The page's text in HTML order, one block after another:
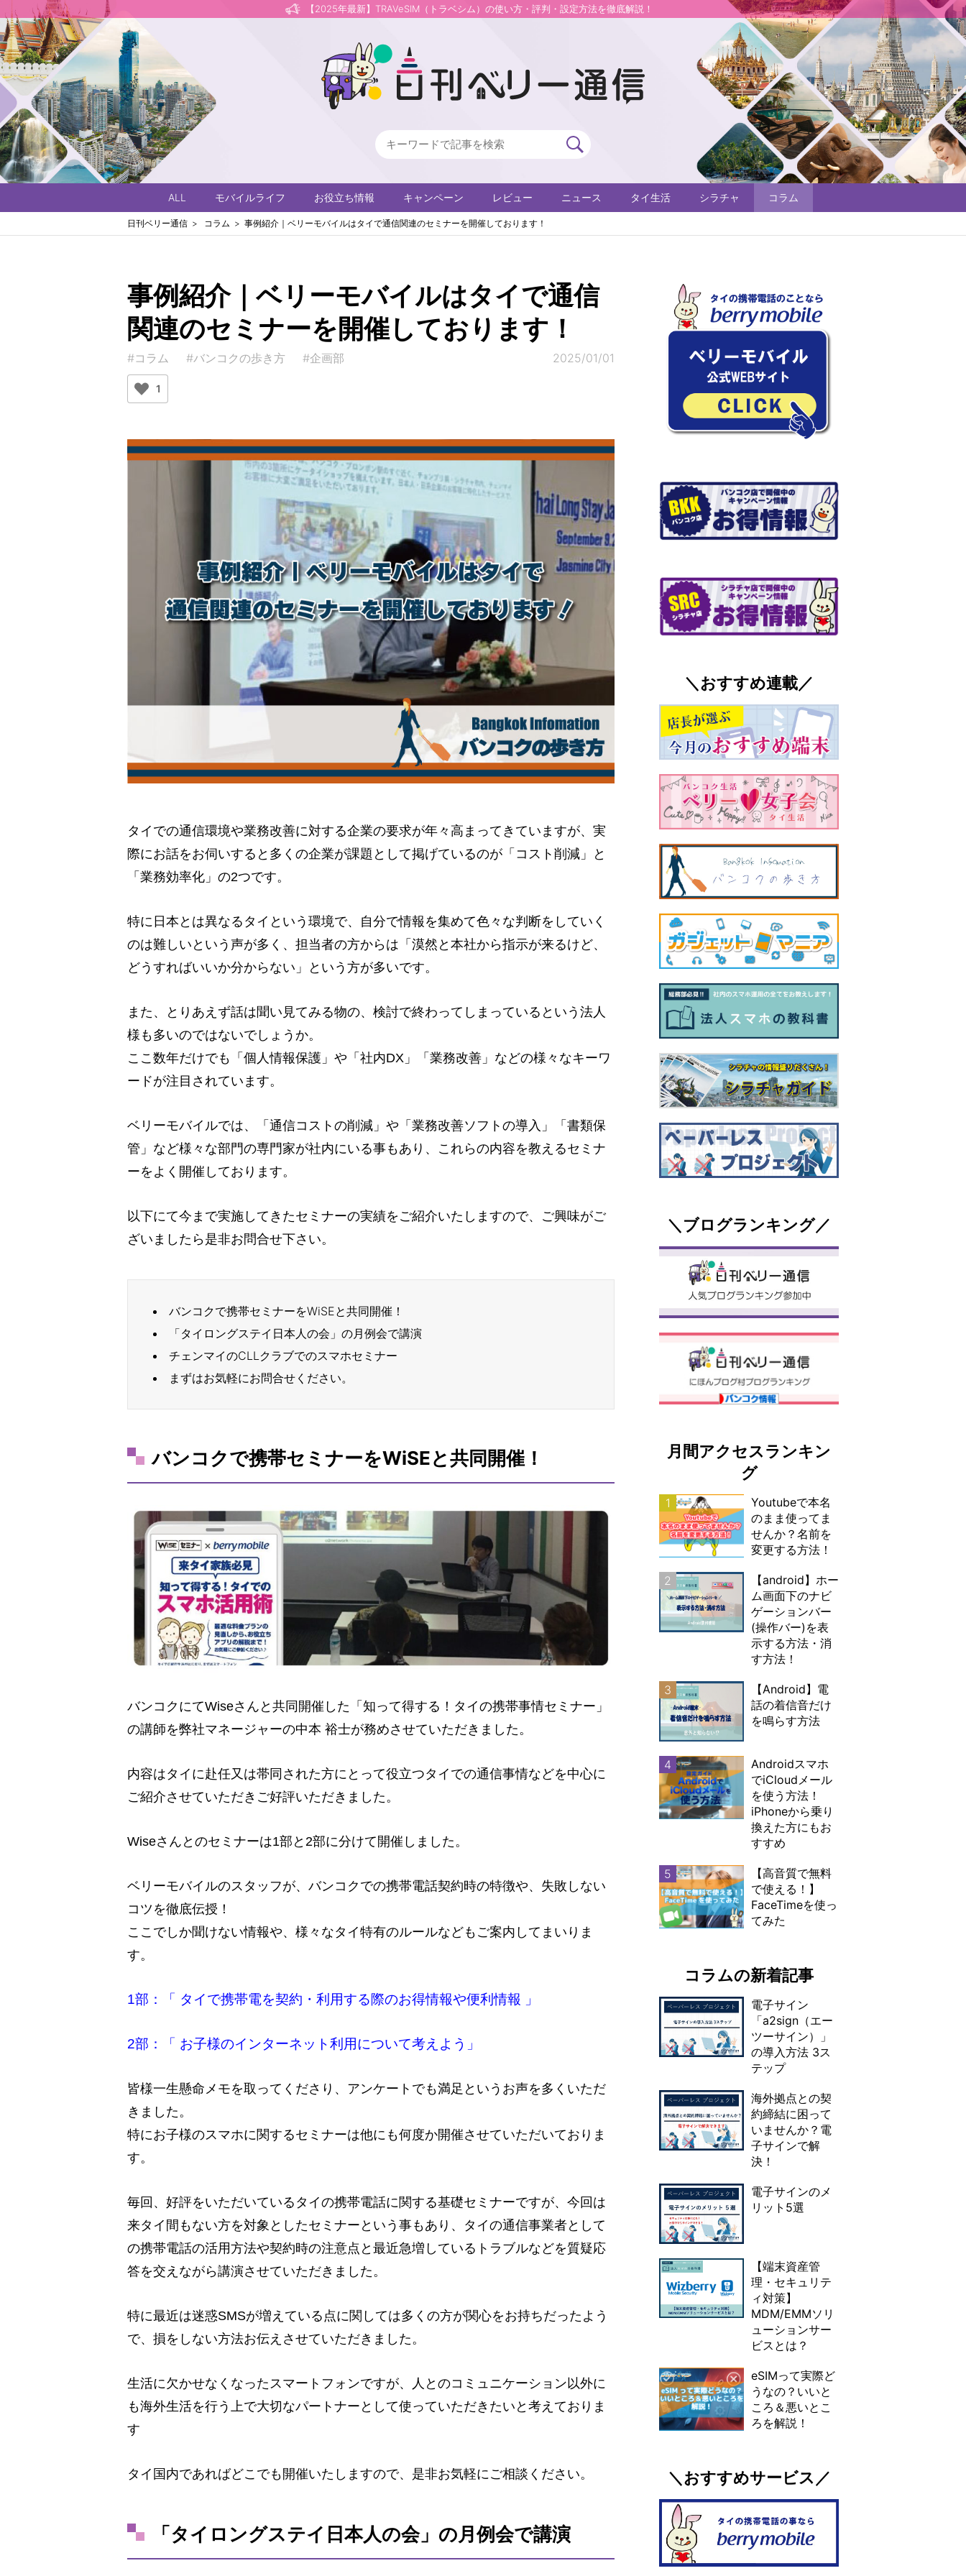
【2025年最新】TRAVeSIM（トラベシム）の使い方・評判・設定方法を徹底解説！
ALL モバイルライフ お役立ち情報 キャンペーン レビュー ニュース タイ生活 シラチャ コラム
日刊ベリー通信 コラム 事例紹介｜ベリーモバイルはタイで通信関連のセミナーを開催しております！
事例紹介｜ベリーモバイルはタイで通信
関連のセミナーを開催しております！
#コラム #バンコクの歩き方 #企画部 2025/01/01
1
タイでの通信環境や業務改善に対する企業の要求が年々高まってきていますが、実
際にお話をお伺いすると多くの企業が課題として掲げているのが「コスト削減」と
「業務効率化」の2つです。
特に日本とは異なるタイという環境で、自分で情報を集めて色々な判断をしていく
のは難しいという声が多く、担当者の方からは「漠然と本社から指示が来るけど、
どうすればいいか分からない」という方が多いです。
また、とりあえず話は聞い見てみる物の、検討で終わってしまっているという法人
様も多いのではないでしょうか。
ここ数年だけでも「個人情報保護」や「社内DX」「業務改善」などの様々なキーワ
ードが注目されています。
ベリーモバイルでは、「通信コストの削減」や「業務改善ソフトの導入」「書類保
管」など様々な部門の専門家が社内にいる事もあり、これらの内容を教えるセミナ
ーをよく開催しております。
以下にて今まで実施してきたセミナーの実績をご紹介いたしますので、ご興味がご
ざいましたら是非お問合せ下さい。
バンコクで携帯セミナーをWiSEと共同開催！
「タイロングステイ日本人の会」の月例会で講演
チェンマイのCLLクラブでのスマホセミナー
まずはお気軽にお問合せください。
バンコクで携帯セミナーをWiSEと共同開催！
バンコクにてWiseさんと共同開催した「知って得する！タイの携帯事情セミナー」
の講師を弊社マネージャーの中本 裕士が務めさせていただきました。
内容はタイに赴任又は帯同された方にとって役立つタイでの通信事情などを中心に
ご紹介させていただきご好評いただきました。
Wiseさんとのセミナーは1部と2部に分けて開催しました。
ベリーモバイルのスタッフが、バンコクでの携帯電話契約時の特徴や、失敗しない
コツを徹底伝授！
ここでしか聞けない情報や、様々なタイ特有のルールなどもご案内してまいりま
す。
1部：「 タイで携帯電を契約・利用する際のお得情報や便利情報 」
2部：「 お子様のインターネット利用について考えよう」
皆様一生懸命メモを取ってくださり、アンケートでも満足というお声を多くいただ
きました。
特にお子様のスマホに関するセミナーは他にも何度か開催させていただいておりま
す。
毎回、好評をいただいているタイの携帯電話に関する基礎セミナーですが、今回は
来タイ間もない方を対象としたセミナーという事もあり、タイの通信事業者として
の携帯電話の活用方法や契約時の注意点と最近急増しているトラブルなどを質疑応
答を交えながら講演させていただきました。
特に最近は迷惑SMSが増えている点に関しては多くの方が関心をお持ちだったよう
で、損をしない方法お伝えさせていただきました。
生活に欠かせなくなったスマートフォンですが、人とのコミュニケーション以外に
も海外生活を行う上で大切なパートナーとして使っていただきたいと考えておりま
す
タイ国内であればどこでも開催いたしますので、是非お気軽にご相談ください。
「タイロングステイ日本人の会」の月例会で講演
＼おすすめ連載／
＼ブログランキング／
月間アクセスランキン
グ
1
Youtubeで本名
のまま使ってま
せんか？名前を
変更する方法！
2
【android】ホー
ム画面下のナビ
ゲーションバー
(操作バー)を表
示する方法・消
す方法！
3
【Android】電
話の着信音だけ
を鳴らす方法
4
Androidスマホ
でiCloudメール
を使う方法！
iPhoneから乗り
換えた方にもお
すすめ
5
【高音質で無料
で使える！】
FaceTimeを使っ
てみた
コラムの新着記事
電子サイン
「a2sign（エー
ツーサイン）」
の導入方法 3ス
テップ
海外拠点との契
約締結に困って
いませんか？電
子サインで解
決！
電子サインのメ
リット5選
【端末資産管
理・セキュリテ
ィ対策】
MDM/EMMソリ
ューションサー
ビスとは？
eSIMって実際ど
うなの？いいと
ころ＆悪いとこ
ろを解説！
＼おすすめサービス／